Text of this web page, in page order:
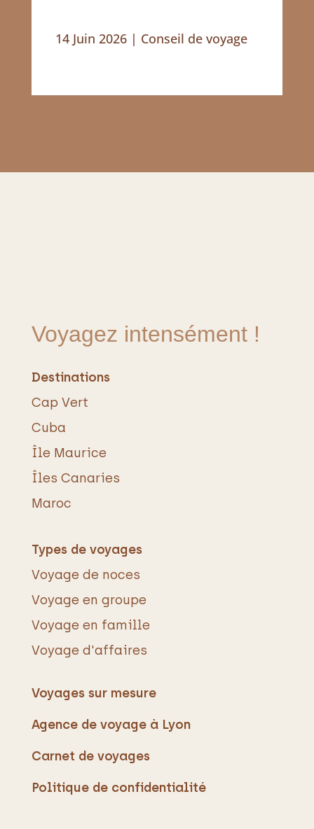
14 Juin 2026| Conseil de voyage
Voyagez intensément !
Destinations
Cap Vert
Cuba
Île Maurice
Îles Canaries
Maroc
Types de voyages
Voyage de noces
Voyage en groupe
Voyage en famille
Voyage d'affaires
Voyages sur mesure
Agence de voyage à Lyon
Carnet de voyages
Politique de confidentialité